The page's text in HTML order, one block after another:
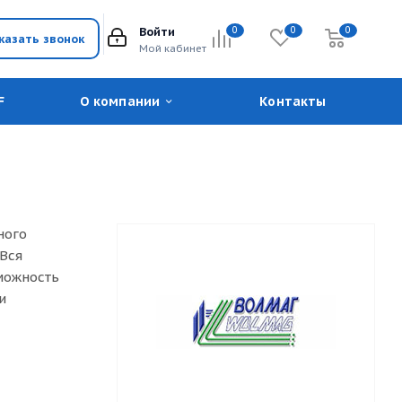
звонок Войти
Мой кабинет
0 0 0
О компании Контакты